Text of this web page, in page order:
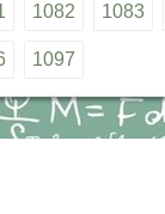
1082 1083
1097